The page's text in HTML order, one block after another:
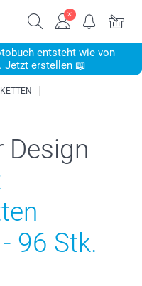
entsteht wie von
Jetzt erstellen 📖
Design
96 Stk.